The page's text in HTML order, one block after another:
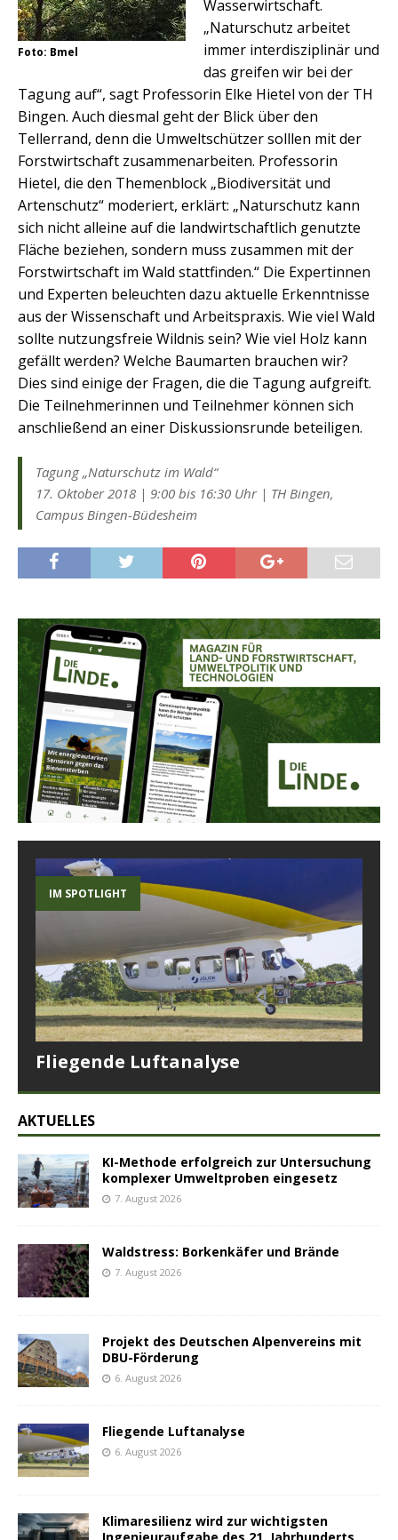
Foto: Bmel
Wasserwirtschaft.
„Naturschutz arbeitet
immer interdisziplinär und
das greifen wir bei der
Tagung auf“, sagt Professorin Elke Hietel von der TH
Bingen. Auch diesmal geht der Blick über den
Tellerrand, denn die Umweltschützer solllen mit der
Forstwirtschaft zusammenarbeiten. Professorin
Hietel, die den Themenblock „Biodiversität und
Artenschutz“ moderiert, erklärt: „Naturschutz kann
sich nicht alleine auf die landwirtschaftlich genutzte
Fläche beziehen, sondern muss zusammen mit der
Forstwirtschaft im Wald stattfinden.“ Die Expertinnen
und Experten beleuchten dazu aktuelle Erkenntnisse
aus der Wissenschaft und Arbeitspraxis. Wie viel Wald
sollte nutzungsfreie Wildnis sein? Wie viel Holz kann
gefällt werden? Welche Baumarten brauchen wir?
Dies sind einige der Fragen, die die Tagung aufgreift.
Die Teilnehmerinnen und Teilnehmer können sich
anschließend an einer Diskussionsrunde beteiligen.
Tagung „Naturschutz im Wald“
17. Oktober 2018 | 9:00 bis 16:30 Uhr | TH Bingen,
Campus Bingen-Büdesheim
IM SPOTLIGHT
Fliegende Luftanalyse
AKTUELLES
KI-Methode erfolgreich zur Untersuchung
komplexer Umweltproben eingesetz
7. August 2026
Waldstress: Borkenkäfer und Brände
7. August 2026
Projekt des Deutschen Alpenvereins mit
DBU-Förderung
6. August 2026
Fliegende Luftanalyse
6. August 2026
Klimaresilienz wird zur wichtigsten